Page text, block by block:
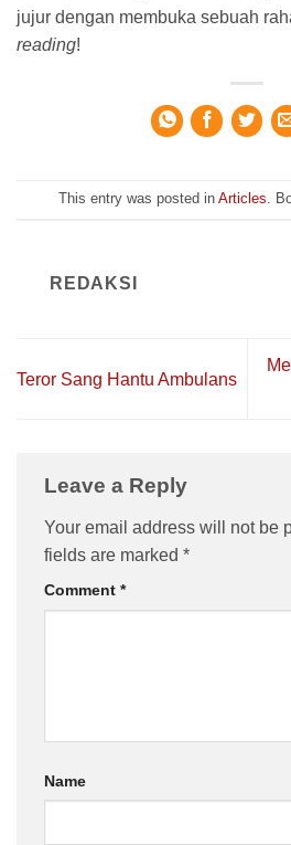
jujur dengan membuka sebuah
reading!
This entry was posted in Articles.
REDAKSI
Teror Sang Hantu Ambulans
Leave a Reply
Your email address will not be
fields are marked *
Comment *
Name